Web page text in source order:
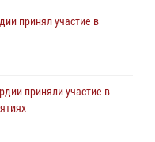
тыла с профессиональным
принял участие в
приняли участие в